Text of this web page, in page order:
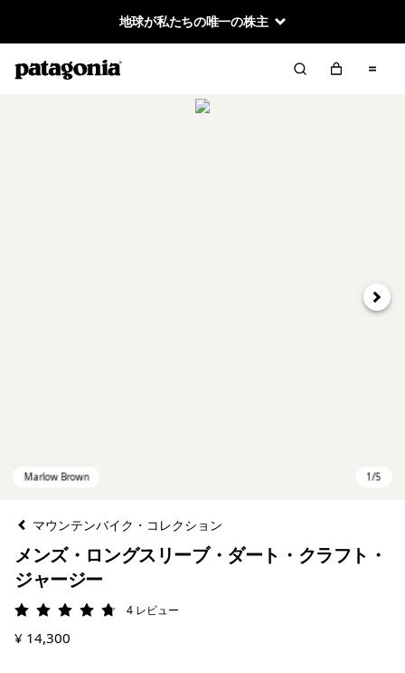
地球が私たちの唯一の株主
次へ
マウンテンバイク・コレクション
メンズ・ロングスリーブ・ダート・クラフト・
ジャージー
評価: 4.8 / 5
4 レビュー
¥ 14,300